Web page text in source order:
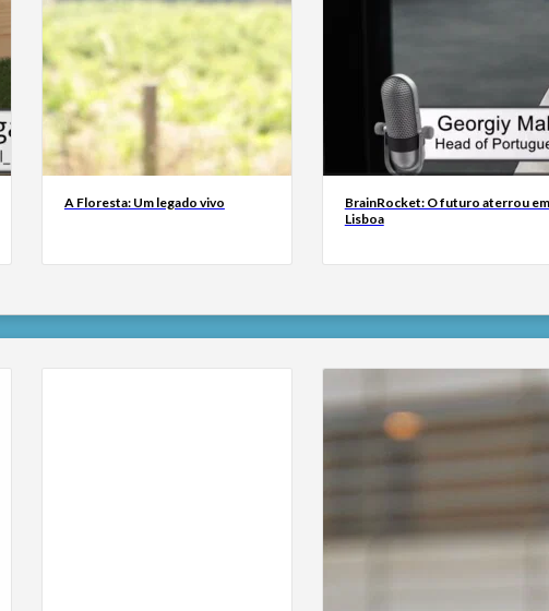
A Floresta: Um legado vivo
BrainRocket: O futuro aterrou em
Lisboa